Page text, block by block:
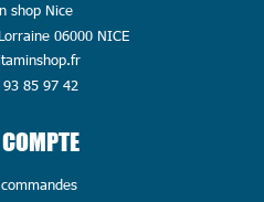
shop Nice
06000 NICE
85 97 42